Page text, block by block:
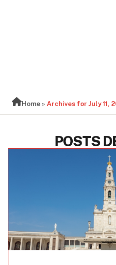
Home » Archives for July 11,
POSTS